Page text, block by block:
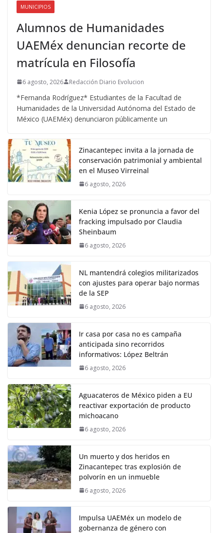
MUNICIPIOS
Alumnos de Humanidades
UAEMéx denuncian recorte de
matrícula en Filosofía
6 agosto, 2026 Redacción Diario Evolucion
*Fernanda Rodríguez* Estudiantes de la Facultad de
Humanidades de la Universidad Autónoma del Estado de
México (UAEMéx) denunciaron públicamente un
Zinacantepec invita a la jornada de
conservación patrimonial y ambiental
en el Museo Virreinal
6 agosto, 2026
Kenia López se pronuncia a favor del
fracking impulsado por Claudia
Sheinbaum
6 agosto, 2026
NL mantendrá colegios militarizados
con ajustes para operar bajo normas
de la SEP
6 agosto, 2026
Ir casa por casa no es campaña
anticipada sino recorridos
informativos: López Beltrán
6 agosto, 2026
Aguacateros de México piden a EU
reactivar exportación de producto
michoacano
6 agosto, 2026
Un muerto y dos heridos en
Zinacantepec tras explosión de
polvorín en un inmueble
6 agosto, 2026
Impulsa UAEMéx un modelo de
gobernanza de género con